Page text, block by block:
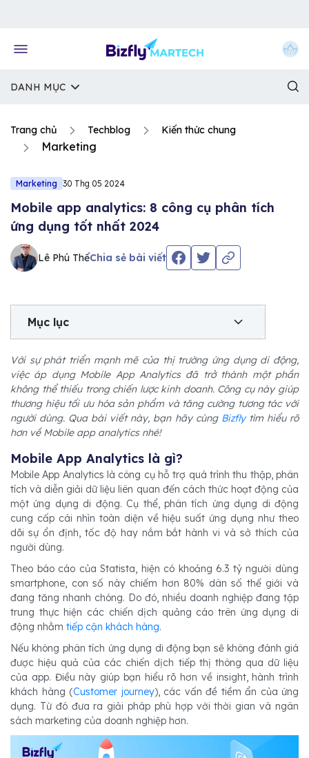
DANH MỤC
Trang chủ Techblog Kiến thức chung
Marketing
Marketing 30 Thg 05 2024
Mobile app analytics: 8 công cụ phân tích
ứng dụng tốt nhất 2024
Lê Phú ThếChia sẻ bài viết
Mục lục
Với sự phát triển mạnh mẽ của thị trường ứng dụng di động,
việc áp dụng Mobile App Analytics đã trở thành một phần
không thể thiếu trong chiến lược kinh doanh. Công cụ này giúp
thương hiệu tối ưu hóa sản phẩm và tăng cường tương tác với
người dùng. Qua bài viết này, bạn hãy cùng Bizflytìm hiểu rõ
hơn về Mobile app analytics nhé!
Mobile App Analytics là gì?
Mobile App Analytics là công cụ hỗ trợ quá trình thu thập, phân
tích và diễn giải dữ liệu liên quan đến cách thức hoạt động của
một ứng dụng di động. Cụ thể, phân tích ứng dụng di động
cung cấp cái nhìn toàn diện về hiệu suất ứng dụng như theo
dõi sự ổn định, tốc độ hay nắm bắt hành vi và sở thích của
người dùng.
Theo báo cáo của Statista, hiện có khoảng 6.3 tỷ người dùng
smartphone, con số này chiếm hơn 80% dân số thế giới và
đang tăng nhanh chóng. Do đó, nhiều doanh nghiệp đang tập
trung thực hiện các chiến dịch quảng cáo trên ứng dụng di
động nhằm tiếp cận khách hàng.
Nếu không phân tích ứng dụng di động bạn sẽ không đánh giá
được hiệu quả của các chiến dịch tiếp thị thông qua dữ liệu
của app. Điều này giúp bạn hiểu rõ hơn về insight, hành trình
khách hàng (Customer journey), các vấn đề tiềm ẩn của ứng
dụng. Từ đó đưa ra giải pháp phù hợp với thời gian và ngân
sách marketing của doanh nghiệp hơn.